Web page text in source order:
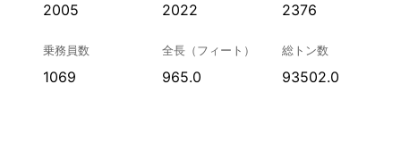
2005 2022 2376
乗務員数
1069
全長（フィート）
965.0
総トン数
93502.0